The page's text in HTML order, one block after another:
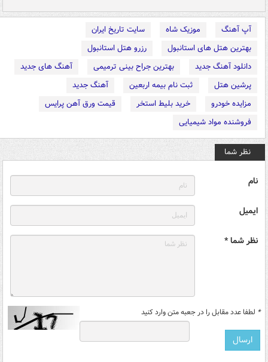
آپ آهنگ موزیک شاه
سایت تاریخ ایران
بهترین هتل های استانبول
رزرو هتل استانبول
دانلود آهنگ جدید
بهترین جراح بینی ترمیمی
آهنگ های جدید
پرشین هتل
ثبت نام بیمه اربعین
آهنگ جدید
مزایده خودرو
خرید بلیط استخر
قیمت ورق آهن پرایس
فروشنده مواد شیمیایی
نظر شما
نام
ایمیل
نظر شما *
* لطفا عدد مقابل را در جعبه متن وارد کنید